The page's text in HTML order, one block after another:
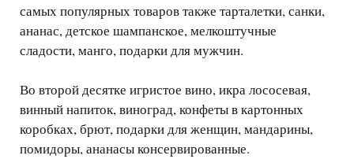
самых популярных товаров также тарталетки, санки,
ананас, детское шампанское, мелкоштучные
сладости, манго, подарки для мужчин.
Во второй десятке игристое вино, икра лососевая,
винный напиток, виноград, конфеты в картонных
коробках, брют, подарки для женщин, мандарины,
помидоры, ананасы консервированные.